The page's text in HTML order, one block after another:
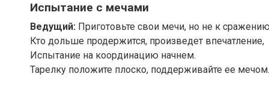
Испытание с мечами
Ведущий: Приготовьте свои мечи, но не к
Кто дольше продержится, произведет впечатление,
Испытание на координацию начнем.
Тарелку положите плоско, поддерживайте ее мечом.